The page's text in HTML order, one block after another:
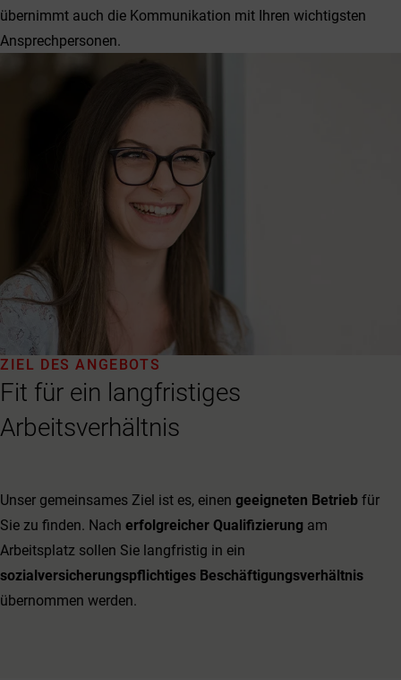
übernimmt auch die Kommunikation mit Ihren wichtigsten
Ansprechpersonen.
Fit für ein langfristiges
Arbeitsverhältnis
ZIEL DES ANGEBOTS
Unser gemeinsames Ziel ist es, einen geeigneten Betrieb für
Sie zu finden. Nach erfolgreicher Qualifizierung am
Arbeitsplatz sollen Sie langfristig in ein
sozialversicherungspflichtiges Beschäftigungsverhältnis
übernommen werden.